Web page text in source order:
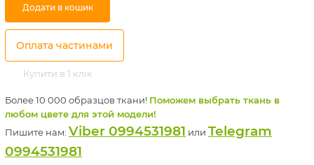
Додати в кошик
Оплата частинами
Купити в 1 клік
Более 10 000 образцов ткани! Поможем выбрать ткань в
любом цвете для этой модели!
Пишите нам: Viber 0994531981 или Telegram
0994531981